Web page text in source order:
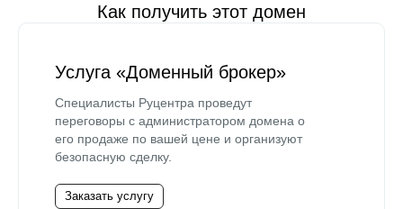
Как получить этот домен
Услуга «Доменный брокер»
Специалисты Руцентра проведут
переговоры с администратором домена о
его продаже по вашей цене и организуют
безопасную сделку.
Заказать услугу